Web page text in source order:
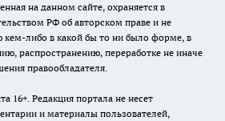
на данном сайте, охраняется в
РФ об авторском праве и не
кем-либо в какой бы то ни было форме, в
распространению, переработке не иначе
правообладателя.
16+. Редакция портала не несет
и материалы пользователей,